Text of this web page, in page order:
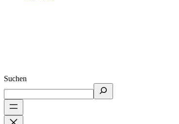
Suchen